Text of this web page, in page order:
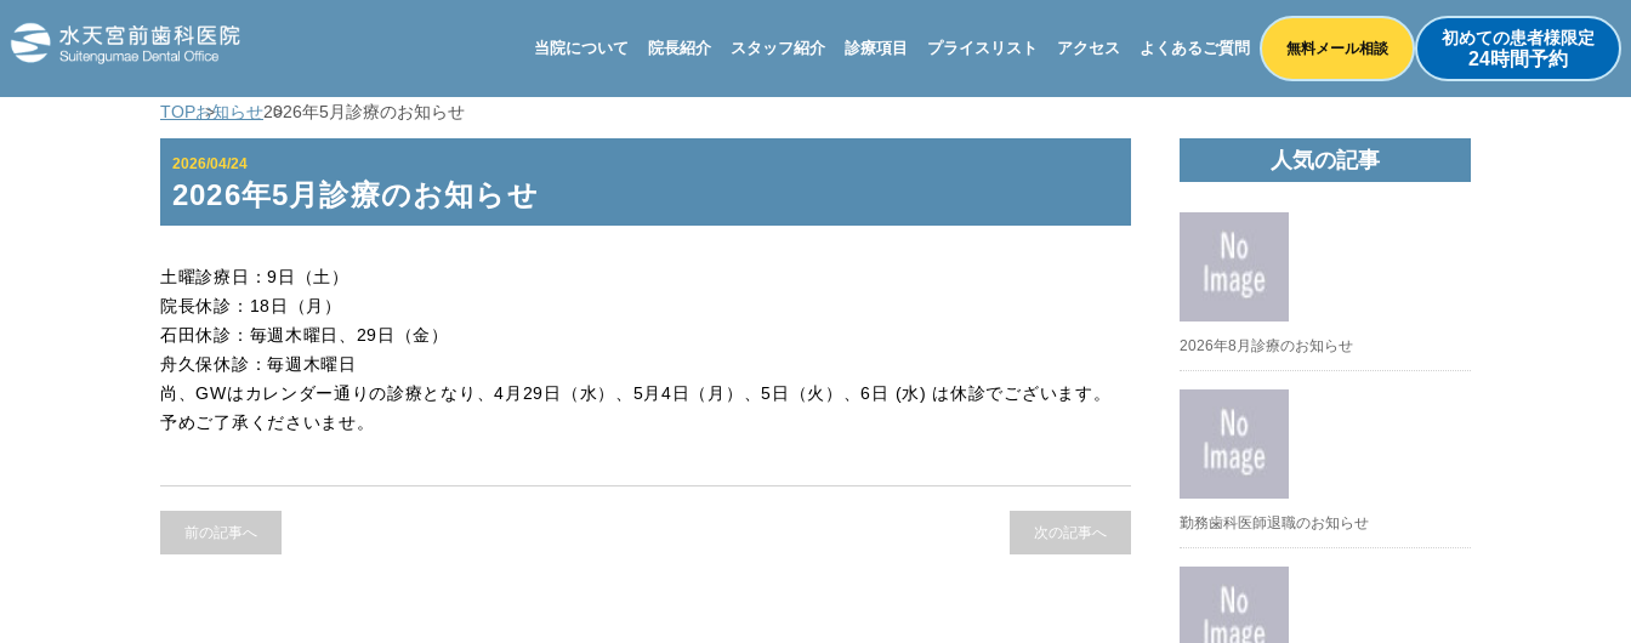
よくあるご質問
アクセス
プライスリスト
診療項目
スタッフ紹介
院長紹介
当院について 無料メール相談
初めての患者様限定
24時間予約
TOPお知らせ2026年5月診療のお知らせ
2026/04/24
2026年5月診療のお知らせ
土曜診療日：9日（土）
院長休診：18日（月）
石田休診：毎週木曜日、29日（金）
舟久保休診：毎週木曜日
尚、GWはカレンダー通りの診療となり、4月29日（水）、5月4日（月）、5日（火）、6日 (水) は休診でございます。
予めご了承くださいませ。
前の記事へ 次の記事へ
人気の記事
2026年8月診療のお知らせ
勤務歯科医師退職のお知らせ